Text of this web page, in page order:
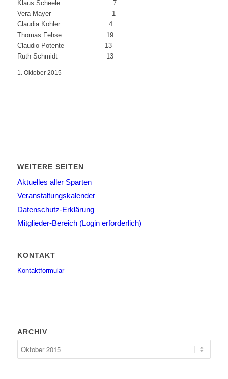
Klaus Scheele 7
Vera Mayer 1
Claudia Kohler 4
Thomas Fehse 19
Claudio Potente 13
Ruth Schmidt 13
1. Oktober 2015
WEITERE SEITEN
Aktuelles aller Sparten
Veranstaltungskalender
Datenschutz-Erklärung
Mitglieder-Bereich (Login erforderlich)
KONTAKT
Kontaktformular
ARCHIV